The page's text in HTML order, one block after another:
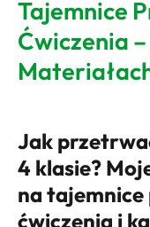
Tajemnice
Ćwiczenia
Jak
4 klasie?
na
ćwiczenia i